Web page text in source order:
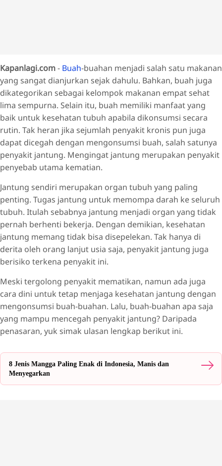
Kapanlagi.com- Buah-buahan menjadi salah satu makanan
yang sangat dianjurkan sejak dahulu. Bahkan, buah juga
dikategorikan sebagai kelompok makanan empat sehat
lima sempurna. Selain itu, buah memiliki manfaat yang
baik untuk kesehatan tubuh apabila dikonsumsi secara
rutin. Tak heran jika sejumlah penyakit kronis pun juga
dapat dicegah dengan mengonsumsi buah, salah satunya
penyakit jantung. Mengingat jantung merupakan penyakit
penyebab utama kematian.
Jantung sendiri merupakan organ tubuh yang paling
penting. Tugas jantung untuk memompa darah ke seluruh
tubuh. Itulah sebabnya jantung menjadi organ yang tidak
pernah berhenti bekerja. Dengan demikian, kesehatan
jantung memang tidak bisa disepelekan. Tak hanya di
derita oleh orang lanjut usia saja, penyakit jantung juga
berisiko terkena penyakit ini.
Meski tergolong penyakit mematikan, namun ada juga
cara dini untuk tetap menjaga kesehatan jantung dengan
mengonsumsi buah-buahan. Lalu, buah-buahan apa saja
yang mampu mencegah penyakit jantung? Daripada
penasaran, yuk simak ulasan lengkap berikut ini.
8 Jenis Mangga Paling Enak di Indonesia, Manis dan
Menyegarkan